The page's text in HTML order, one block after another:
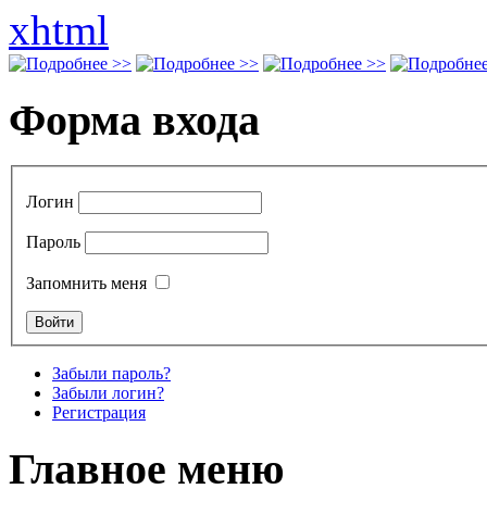
xhtml
Форма входа
Логин
Пароль
Запомнить меня
Забыли пароль?
Забыли логин?
Регистрация
Главное меню